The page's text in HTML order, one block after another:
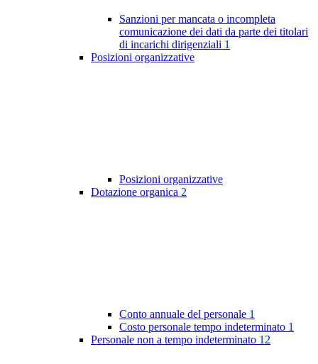
Sanzioni per mancata o incompleta
comunicazione dei dati da parte dei titolari
di incarichi dirigenziali 1
Posizioni organizzative
Posizioni organizzative
Dotazione organica 2
Conto annuale del personale 1
Costo personale tempo indeterminato 1
Personale non a tempo indeterminato 12